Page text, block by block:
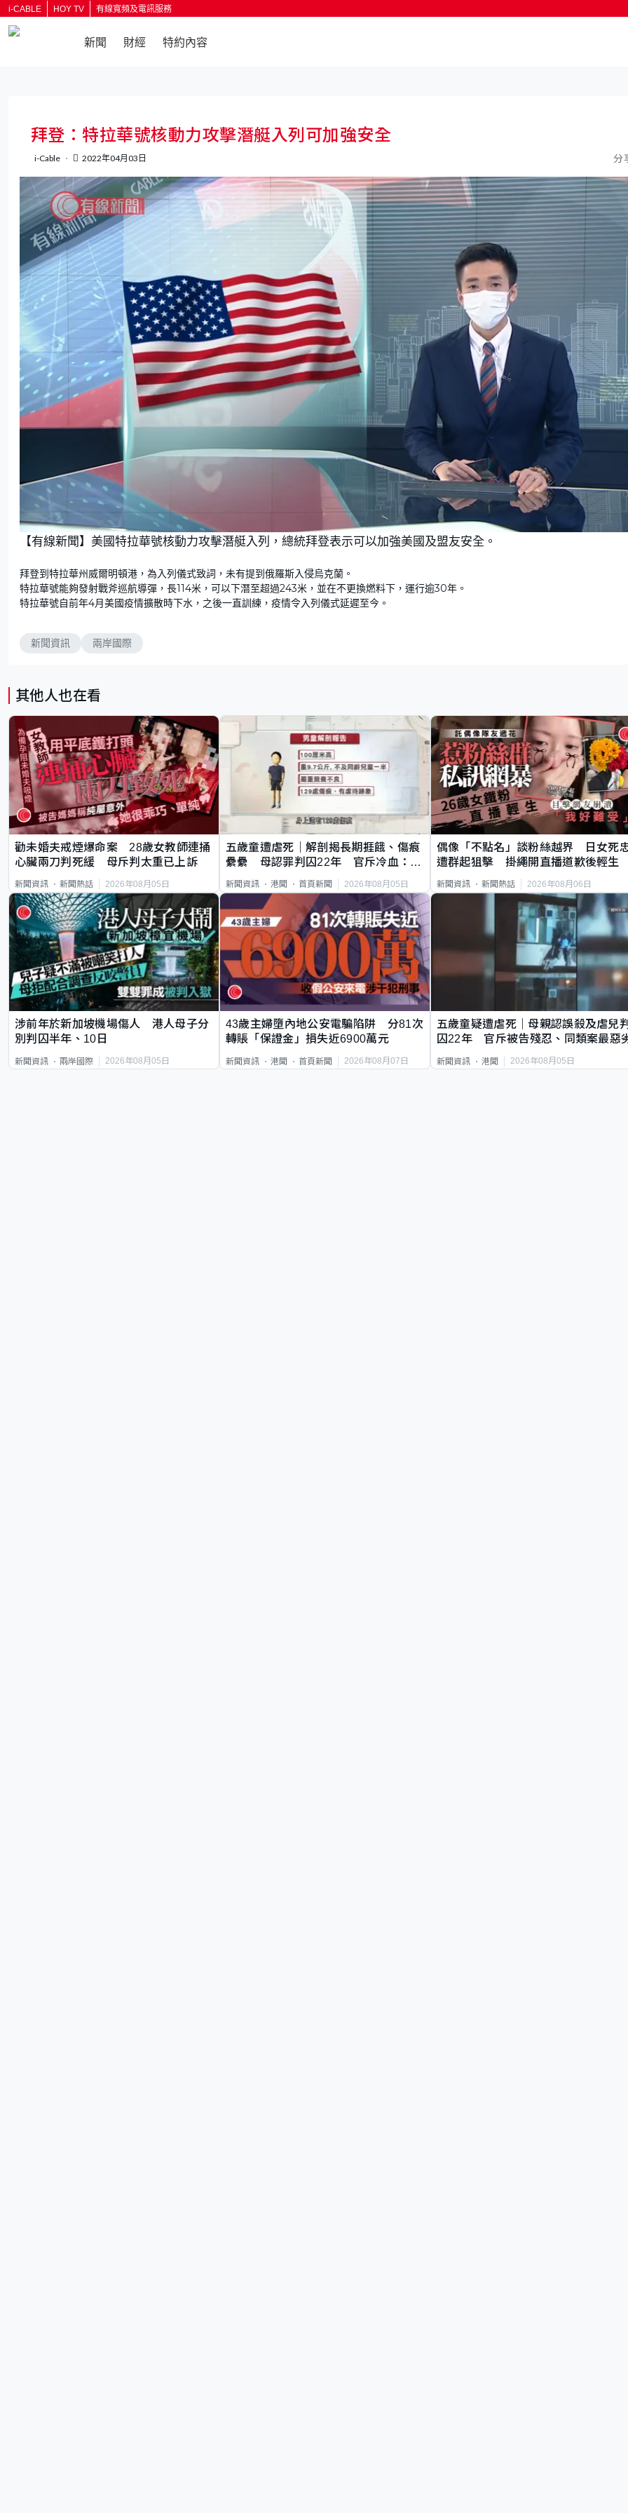
i-CABLE HOY TV 有線寬頻及電訊服務
新聞 財經 特約內容
拜登：特拉華號核動力攻擊潛艇入列可加強安全
i-Cable 2022年04月03日 分
U
n
m
u
o
a
d
1
0
0
.
0
0
【有線新聞】美國特拉華號核動力攻擊潛艇入列，總統拜登表示可以加強美國及盟友安全。
拜登到特拉華州威爾明頓港，為入列儀式致詞，未有提到俄羅斯入侵烏克蘭。
特拉華號能夠發射戰斧巡航導彈，長114米，可以下潛至超過243米，並在不更換燃料下，運行逾30年。
特拉華號自前年4月美國疫情擴散時下水，之後一直訓練，疫情令入列儀式延遲至今。
新聞資訊 兩岸國際
其他人也在看
勸未婚夫戒煙爆命案 28歲女教師連捅
心臟兩刀判死緩 母斥判太重已上訴
新聞資訊 新聞熱話 2026年08月05日
五歲童遭虐死｜解剖揭長期捱餓、傷痕
纍纍 母認罪判囚22年 官斥冷血：同
類案最惡劣
新聞資訊 港聞 首頁新聞 2026年08月05日
偶像「不點名」談粉絲越界 日女死
遭群起狙擊 掛繩開直播道歉後輕生
新聞資訊 新聞熱話 2026年08月06日
涉前年於新加坡機場傷人 港人母子分
別判囚半年、10日
新聞資訊 兩岸國際 2026年08月05日
43歲主婦墮內地公安電騙陷阱 分81次
轉賬「保證金」損失近6900萬元
新聞資訊 港聞 首頁新聞 2026年08月07日
五歲童疑遭虐死｜母親認誤殺及虐兒
囚22年 官斥被告殘忍、同類案最惡
新聞資訊 港聞 2026年08月05日